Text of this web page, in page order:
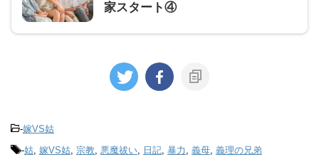
家スタート④
-嫁VS姑
-姑, 嫁VS姑, 宗教, 悪魔祓い, 日記, 暴力 , 義母, 義理の兄弟